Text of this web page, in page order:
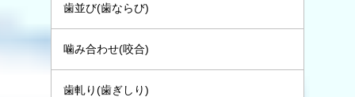
歯並び(歯ならび)
噛み合わせ(咬合)
歯軋り(歯ぎしり)